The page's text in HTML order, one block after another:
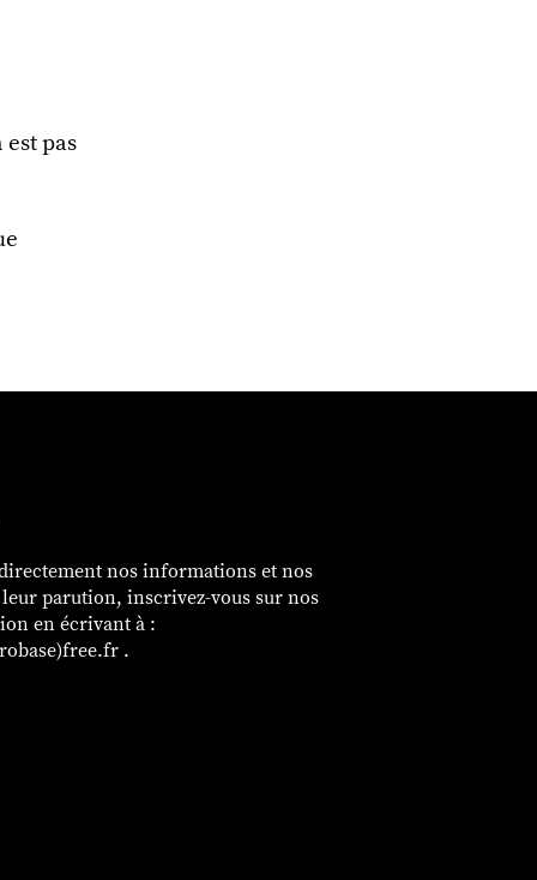
pas
nos informations et nos
parution, inscrivez-vous sur nos
en écrivant à :
.